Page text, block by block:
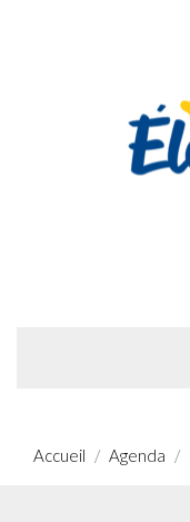
Accueil Agenda